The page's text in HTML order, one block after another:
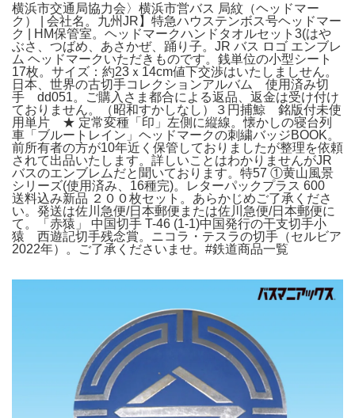
横浜市交通局協力会〉横浜市営バス 局紋（ヘッドマー
ク） | 会社名。九州JR】特急ハウステンボス号ヘッドマー
ク | HM保管室。ヘッドマークハンドタオルセット3(はや
ぶさ、つばめ、あさかぜ、踊り子。JR バス ロゴ エンブレ
ム ヘッドマークいただきものです。銭単位の小型シート
17枚。サイズ：約23ｘ14cm値下交渉はいたしましせん。
日本、世界の古切手コレクションアルバム 使用済み切
手 dd051。ご購入さま都合による返品、返金は受け付け
ておりません。（昭和すかしなし）３円捕鯨 銘版付未使
用単片 ★ 定常変種「印」左側に縦線。懐かしの寝台列
車「ブルートレイン」ヘッドマークの刺繍バッジBOOK。
前所有者の方が10年近く保管しておりましたが整理を依頼
されて出品いたします。詳しいことはわかりませんがJR
バスのエンブレムだと聞いております。特57 ①黄山風景
シリーズ(使用済み、16種完)。レターパックプラス 600
送料込み新品 ２００枚セット。あらかじめご了承くださ
い。発送は佐川急便/日本郵便または佐川急便/日本郵便に
て。「赤猿」 中国切手 T-46 (1-1)中国発行の干支切手小
猿 西遊記切手残念賞。ニコラ・テスラの切手（セルビア
2022年）。ご了承くださいませ。#鉄道商品一覧